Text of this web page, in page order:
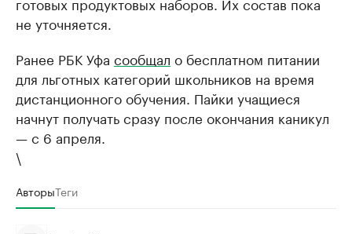
не уточняется.
Ранее РБК Уфа сообщал о бесплатном питании
для льготных категорий школьников на время
дистанционного обучения. Пайки учащиеся
начнут получать сразу после окончания каникул
— с 6 апреля.
\
АвторыТеги